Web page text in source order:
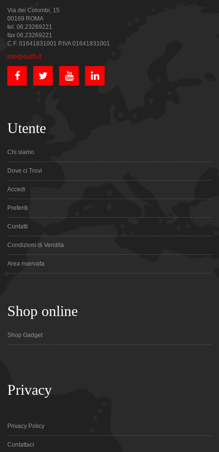
Via dei Colombi, 15
00169 ROMA
tel. 06.23269221
fax 06.23269221
C.F. 01641831001 P.IVA 01641831001
info@du85.it
Utente
Chi siamo
Dove ci Trovi
Accedi
Preferiti
Contatti
Condizioni di Vendita
Area riservata
Shop online
Shop Gadget
Privacy
Privacy Policy
Contattaci